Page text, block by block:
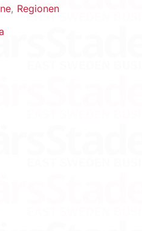
, Regionen